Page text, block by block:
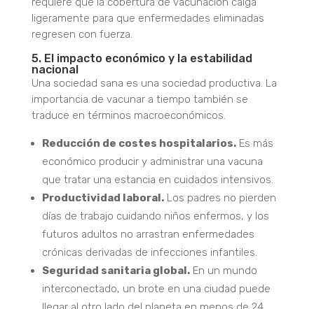
ligeramente para que enfermedades eliminadas
regresen con fuerza.
5. El impacto económico y la estabilidad
nacional
Una sociedad sana es una sociedad productiva. La
importancia de vacunar a tiempo también se
traduce en términos macroeconómicos.
Reducción de costes hospitalarios.Es más
económico producir y administrar una vacuna
que tratar una estancia en cuidados intensivos.
Productividad laboral.Los padres no pierden
días de trabajo cuidando niños enfermos, y los
futuros adultos no arrastran enfermedades
crónicas derivadas de infecciones infantiles.
Seguridad sanitaria global.En un mundo
interconectado, un brote en una ciudad puede